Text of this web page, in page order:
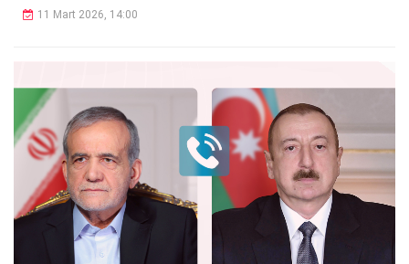
11 Mart 2026, 14:00